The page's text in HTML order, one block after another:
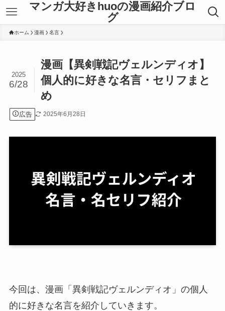
マンガ大好きhuoの漫画紹介ブロ
グ
ホーム 漫画 名言
漫画【異剣戦記ヴェルンディオ】
個人的に好きな名言・セリフまと
め
2025
6/28
広告 2025年6月28日
今回は、漫画「異剣戦記ヴェルンディオ」の個人
的に好きな名言を紹介していきます。